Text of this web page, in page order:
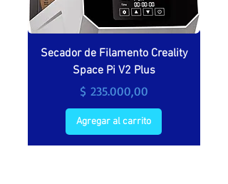
Secador de Filamento Creality
Space Pi V2 Plus
Precio
$ 235.000,00
Agregar al carrito